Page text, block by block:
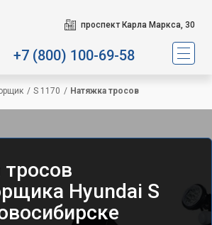
проспект Карла Маркса, 30
+7 (800) 100-69-58
/ S 1170 / Натяжка тросов
Hyundai S